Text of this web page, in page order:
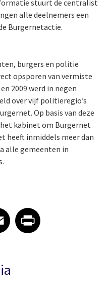
stuurt de centralist
alle deelnemers een
Burgernetactie.
burgers en politie
opsporen van vermiste
2009 werd in negen
over vijf politieregio’s
Op basis van deze
kabinet om Burgernet
heeft inmiddels meer dan
alle gemeenten in
on Email
EmailShare article on Print